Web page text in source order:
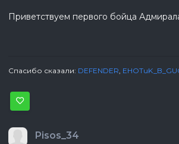
Приветствуем первого бойца
Спасибо сказали: DEFENDER,
Pisos_34